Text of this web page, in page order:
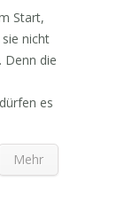
Start,
nicht
Denn die
es
Mehr